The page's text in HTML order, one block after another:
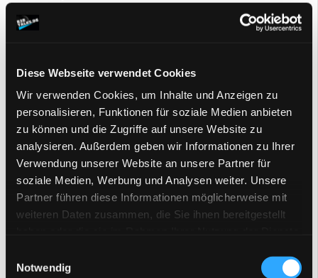
Diese Webseite verwendet Cookies
Wir verwenden Cookies, um Inhalte und Anzeigen zu
personalisieren, Funktionen für soziale Medien anbieten
zu können und die Zugriffe auf unsere Website zu
analysieren. Außerdem geben wir Informationen zu Ihrer
Verwendung unserer Website an unsere Partner für
soziale Medien, Werbung und Analysen weiter. Unsere
Partner führen diese Informationen möglicherweise mit
weiteren Daten zusammen, die Sie ihnen bereitgestellt
Notwendig
Bündelung von mehreren Preisabfragen, um den
Preisberechnungen nur auf Anfrage, z.B. per
Buttonklick, zu ermöglichen.
Sortierfunktionen nach Preis zu vermeiden.
Preise im Shop für eine gewisse Zeit zu cachen.
Weitere Hinweise zum Thema Integration finden Sie
im Beitrag zum ThemaProzessintegration.
Die oben aufgeführten Probleme rund um